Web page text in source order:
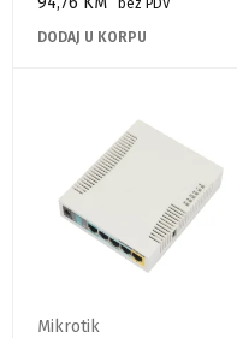
bez PDV
DODAJ U KORPU
Mikrotik